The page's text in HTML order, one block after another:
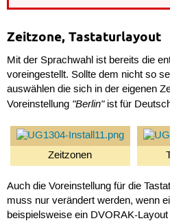
Zeitzone, Tastaturlayout
Mit der Sprachwahl ist bereits die
voreingestellt. Sollte dem nicht so
auswählen die sich in der eigenen
Voreinstellung "Berlin"ist für
Zeitzonen
Auch die Voreinstellung für die
muss nur verändert werden, wenn
beispielsweise ein DVORAK-